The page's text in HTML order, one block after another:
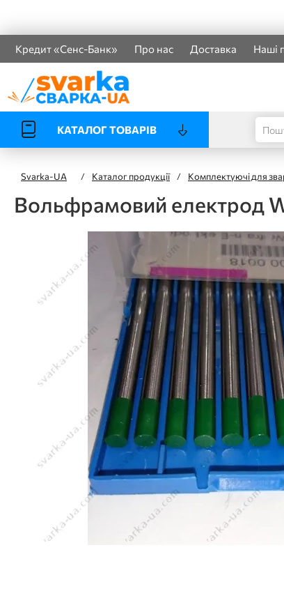
Кредит «Сенс-Банк» Про нас Доставка Наші
КАТАЛОГ ТОВАРІВ
Svarka-UA / Каталог продукції / Комплектуючі для
Вольфрамовий електрод